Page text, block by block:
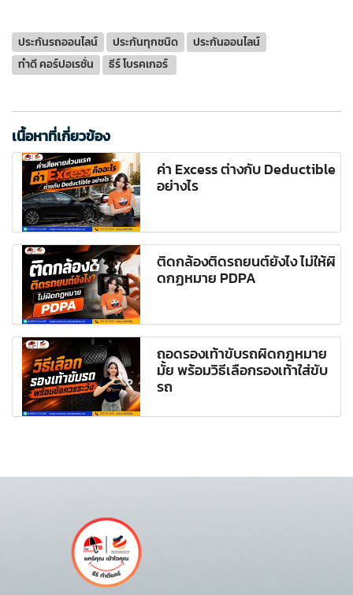
ประกันรถออนไลน์ ประกันทุกชนิด
ประกันออนไลน์
ทำดี คอร์ปอเรชั่น
ธีร์ โบรคเกอร์
เนื้อหาที่เกี่ยวข้อง
ค่า Excess ต่างกับ Deductible
อย่างไร
ติดกล้องติดรถยนต์ยังไง ไม่ให้ผิ
ดกฏหมาย PDPA
ถอดรองเท้าขับรถผิดกฎหมาย
มั้ย พร้อมวิธีเลือกรองเท้าใส่ขับ
รถ